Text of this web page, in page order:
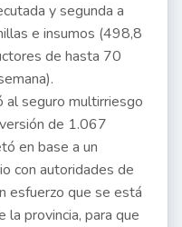
y segunda a
e insumos (498,8
de hasta 70
seguro multirriesgo
de 1.067
en base a un
con autoridades de
esfuerzo que se está
provincia, para que